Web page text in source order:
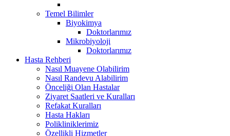
Temel Bilimler
Biyokimya
Doktorlarımız
Mikrobiyoloji
Doktorlarımız
Hasta Rehberi
Nasıl Muayene Olabilirim
Nasıl Randevu Alabilirim
Önceliği Olan Hastalar
Ziyaret Saatleri ve Kuralları
Refakat Kuralları
Hasta Hakları
Polikliniklerimiz
Özellikli Hizmetler